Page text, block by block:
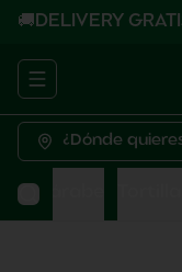
🚚DELIVERY
Abrir menu de
¿Dónde
Pan árabe